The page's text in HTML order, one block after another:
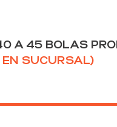
A 45 BOLAS
EN SUCURSAL)